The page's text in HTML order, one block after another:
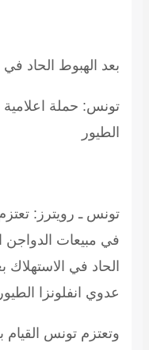
بعد الهبوط الحاد
تونس: حملة اعلامية
الطيور
تونس ـ رويترز:
في مبيعات الدواجن
الحاد في الاستهلاك
عدوي انفلونزا
وتعتزم تونس القيام